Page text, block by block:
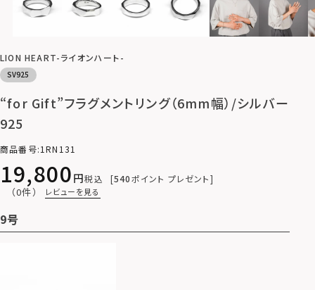
LION HEART-ライオンハート-
SV925
“for Gift”フラグメントリング（6mm幅）/シルバー
925
商品番号 1RN131
19,800 税込 540ポイント プレゼント
（0件） レビューを見る
9号